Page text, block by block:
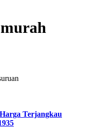
Terjangkau